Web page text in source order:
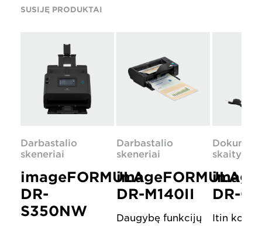
SUSIJĘ PRODUKTAI
Darbastalio
skeneriai
imageFORMULA
DR-
S350NW
Darbastalio
skeneriai
imageFORMULA
DR-M140II
Daugybę funkcijų
DR-
Itin